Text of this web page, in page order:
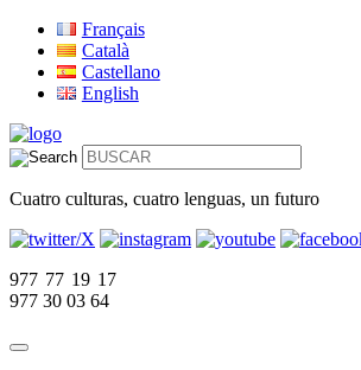
Français
Català
Castellano
English
Cuatro culturas, cuatro lenguas, un futuro
977 77 19 17
977 30 03 64